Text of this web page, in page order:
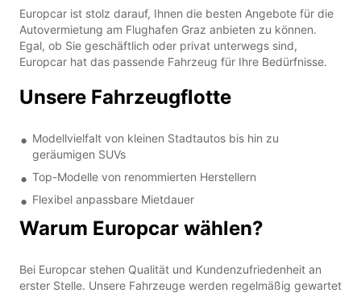
Europcar ist stolz darauf, Ihnen die besten Angebote für die
Autovermietung am Flughafen Graz anbieten zu können.
Egal, ob Sie geschäftlich oder privat unterwegs sind,
Europcar hat das passende Fahrzeug für Ihre Bedürfnisse.
Unsere Fahrzeugflotte
Modellvielfalt von kleinen Stadtautos bis hin zu
geräumigen SUVs
Top-Modelle von renommierten Herstellern
Flexibel anpassbare Mietdauer
Warum Europcar wählen?
Bei Europcar stehen Qualität und Kundenzufriedenheit an
erster Stelle. Unsere Fahrzeuge werden regelmäßig gewartet